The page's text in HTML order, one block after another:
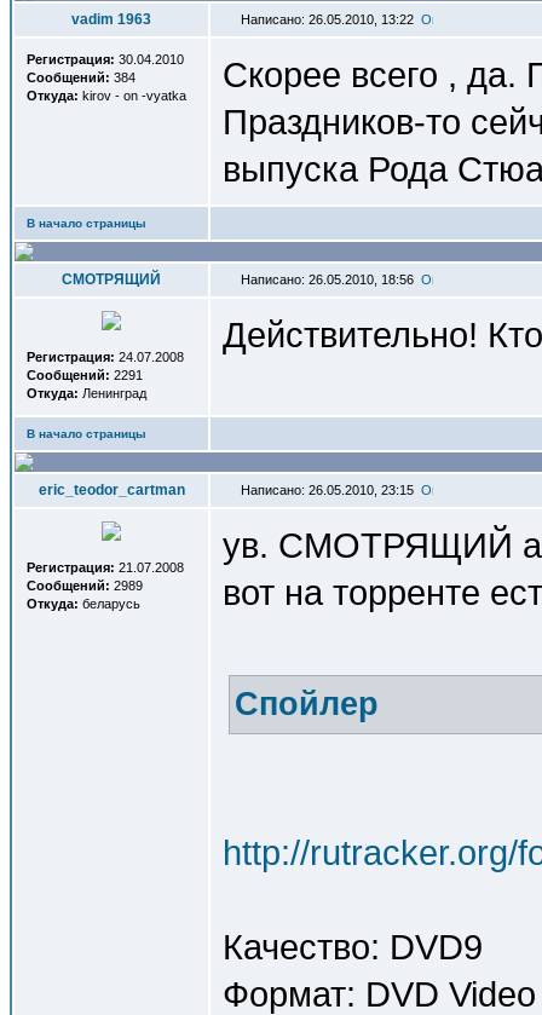
vadim 1963 Написано: 26.05.2010, 13:22
Регистрация: 30.04.2010
Сообщений: 384
Откуда: kirov - on -vyatka
Скорее всего , да.
Праздников-то
выпуска Рода
В начало страницы
СМОТРЯЩИЙ Написано: 26.05.2010, 18:56
Регистрация: 24.07.2008
Сообщений: 2291
Откуда: Ленинград
Действительно!
В начало страницы
eric_teodor_cartman Написано: 26.05.2010, 23:15
Регистрация: 21.07.2008
Сообщений: 2989
Откуда: беларусь
ув. СМОТРЯЩИЙ а
вот на торренте
Спойлер
http://rutracker.org/
Качество: DVD9
Формат: DVD Video